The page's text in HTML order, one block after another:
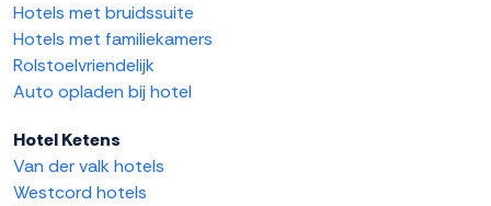
Hotels met bruidssuite
Hotels met familiekamers
Rolstoelvriendelijk
Auto opladen bij hotel
Hotel Ketens
Van der valk hotels
Westcord hotels